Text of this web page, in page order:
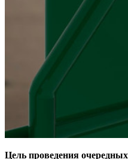
Цель проведения